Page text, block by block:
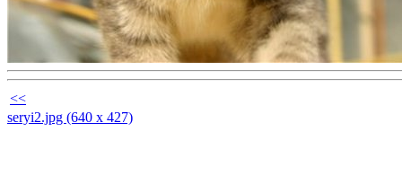
<<
seryi2.jpg (640 x 427)